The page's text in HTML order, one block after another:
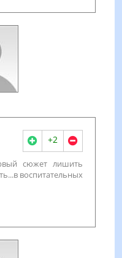
+2
сюжет лишить
воспитательных